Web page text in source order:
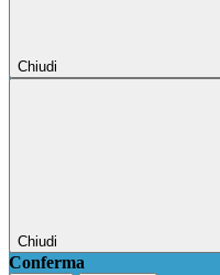
Chiudi
Chiudi
Conferma